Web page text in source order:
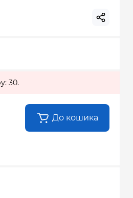
30.
До кошика